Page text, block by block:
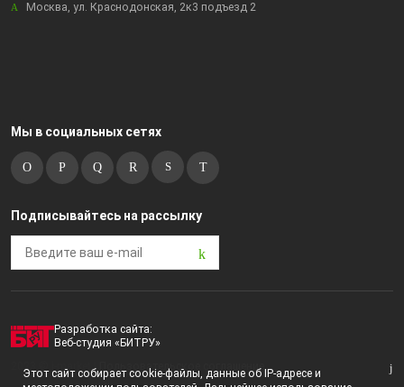
Москва, ул. Краснодонская, 2к3 подъезд 2
Мы в социальных сетях
Подписывайтесь на рассылку
Разработка сайта:
Веб-студия «БИТРУ»
2023 © i-market |
Пользовательское соглашение
Этот сайт собирает cookie-файлы, данные об IP-адресе и